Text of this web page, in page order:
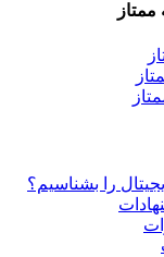
ممتاز
را بشناسیم؟